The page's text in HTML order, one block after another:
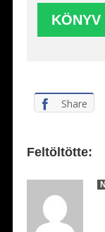
Share
Feltöltötte: